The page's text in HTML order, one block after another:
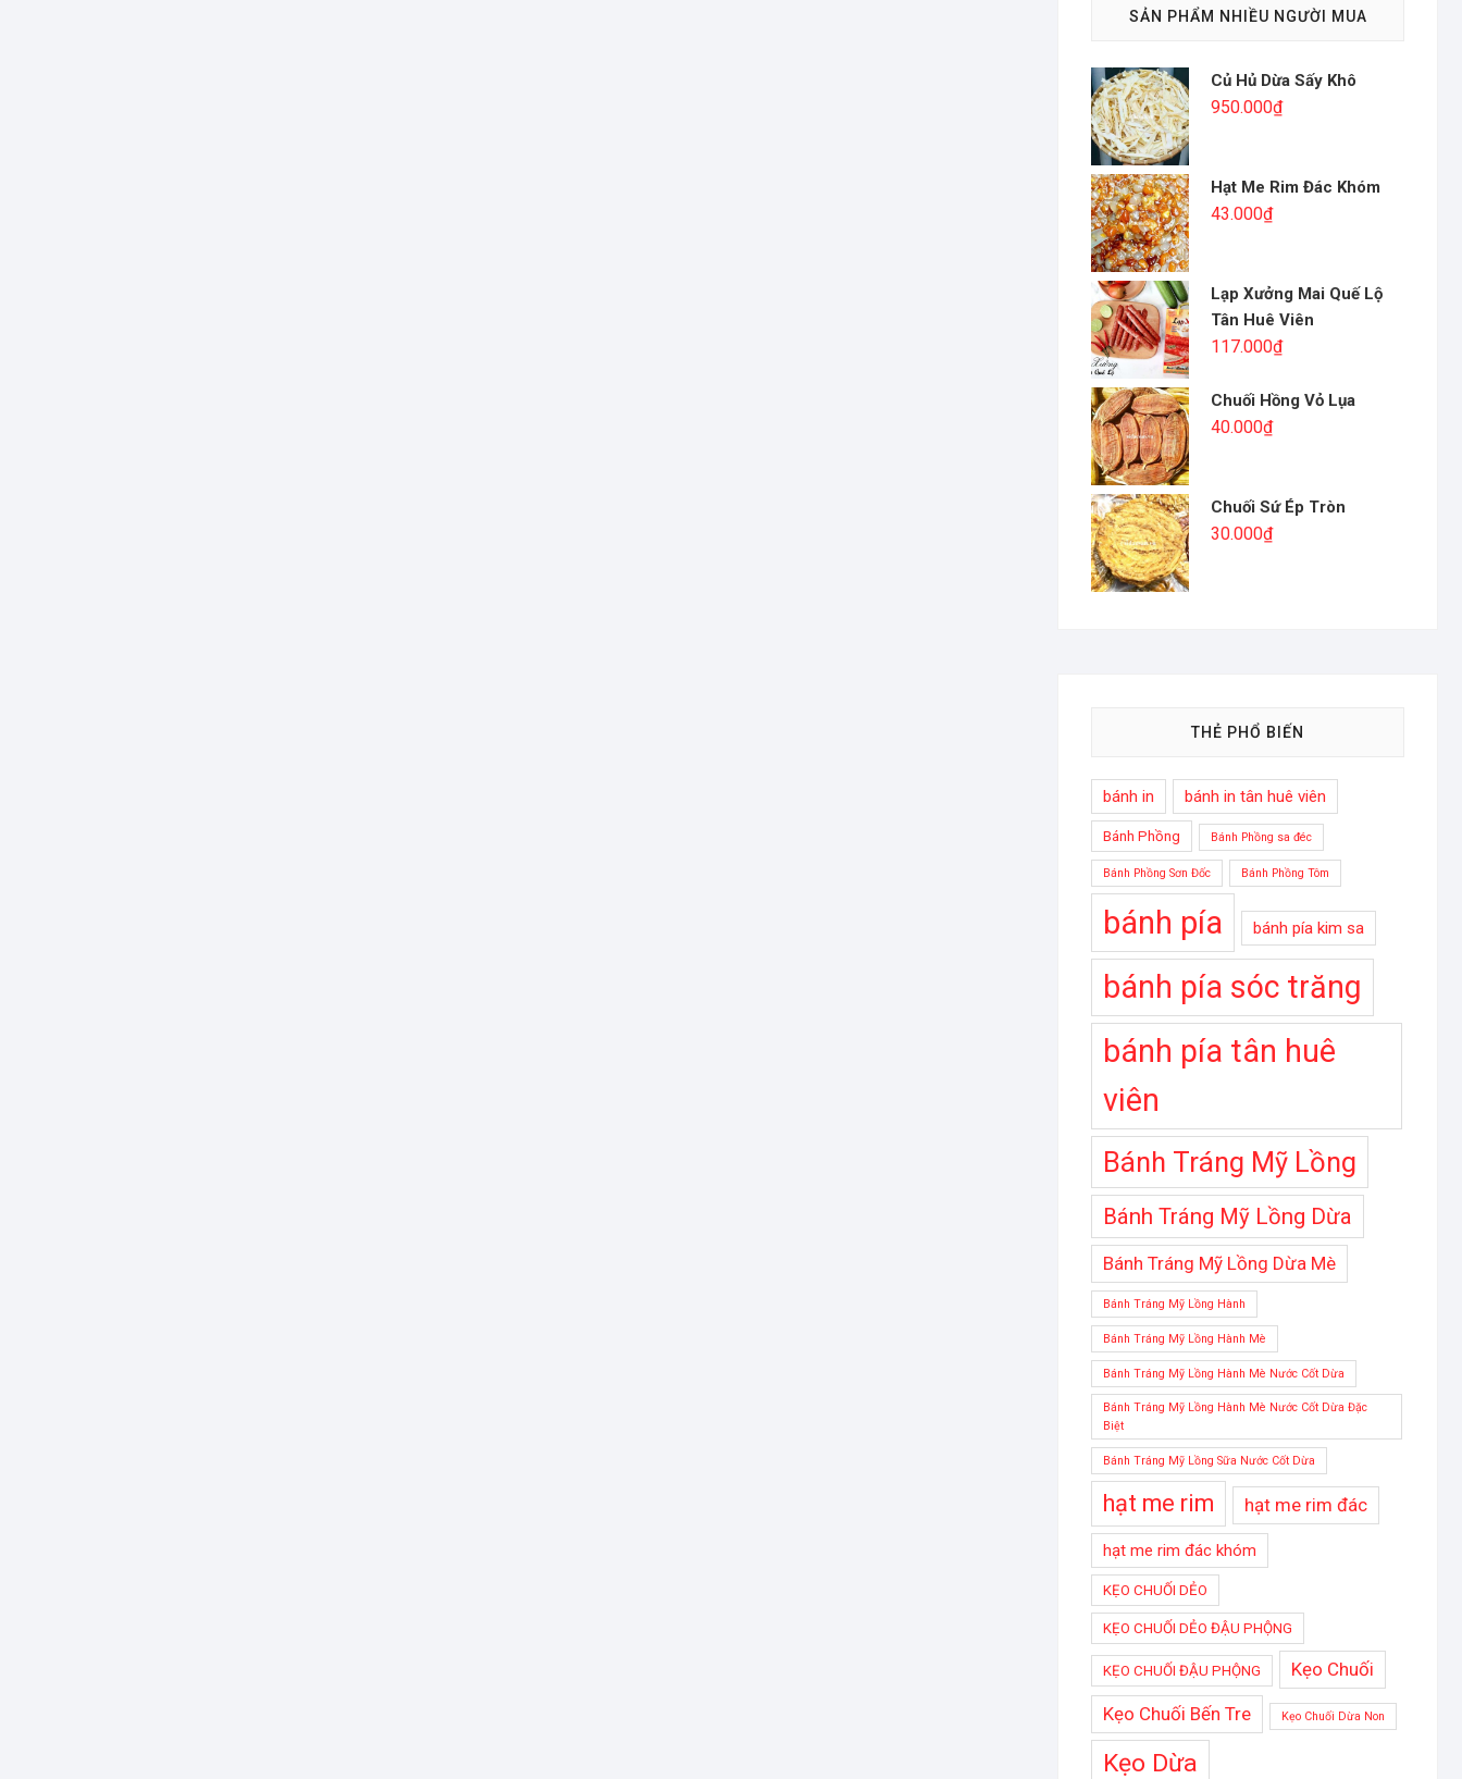
SẢN PHẨM NHIỀU NGƯỜI MUA
Củ Hủ Dừa Sấy Khô
950.000₫
Hạt Me Rim Đác Khóm
43.000₫
Lạp Xưởng Mai Quế Lộ
Tân Huê Viên
117.000₫
Chuối Hồng Vỏ Lụa
40.000₫
Chuối Sứ Ép Tròn
30.000₫
THẺ PHỔ BIẾN
bánh in bánh in tân huê viên
Bánh Phồng Bánh Phồng sa đéc
Bánh Phồng Sơn Đốc Bánh Phồng Tôm
bánh pía bánh pía kim sa
bánh pía sóc trăng
bánh pía tân huê
viên
Bánh Tráng Mỹ Lồng
Bánh Tráng Mỹ Lồng Dừa
Bánh Tráng Mỹ Lồng Dừa Mè
Bánh Tráng Mỹ Lồng Hành
Bánh Tráng Mỹ Lồng Hành Mè
Bánh Tráng Mỹ Lồng Hành Mè Nước Cốt Dừa
Bánh Tráng Mỹ Lồng Hành Mè Nước Cốt Dừa Đặc
Biệt
Bánh Tráng Mỹ Lồng Sữa Nước Cốt Dừa
hạt me rim hạt me rim đác
hạt me rim đác khóm
KẸO CHUỐI DẺO
KẸO CHUỐI DẺO ĐẬU PHỘNG
KẸO CHUỐI ĐẬU PHỘNG Kẹo Chuối
Kẹo Chuối Bến Tre Kẹo Chuối Dừa Non
Kẹo Dừa